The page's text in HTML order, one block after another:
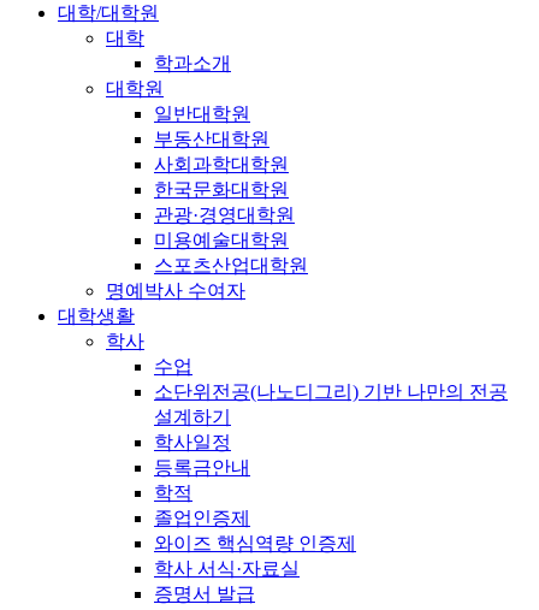
대학/대학원
대학
학과소개
대학원
일반대학원
부동산대학원
사회과학대학원
한국문화대학원
관광·경영대학원
미용예술대학원
스포츠산업대학원
명예박사 수여자
대학생활
학사
수업
소단위전공(나노디그리) 기반 나만의 전공
설계하기
학사일정
등록금안내
학적
졸업인증제
와이즈 핵심역량 인증제
학사 서식·자료실
증명서 발급